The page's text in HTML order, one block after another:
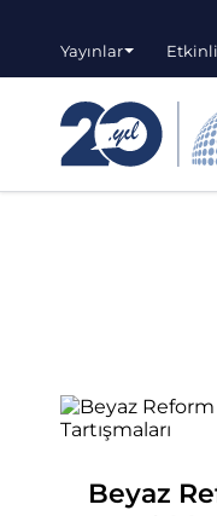
Yayınlar
Beyaz